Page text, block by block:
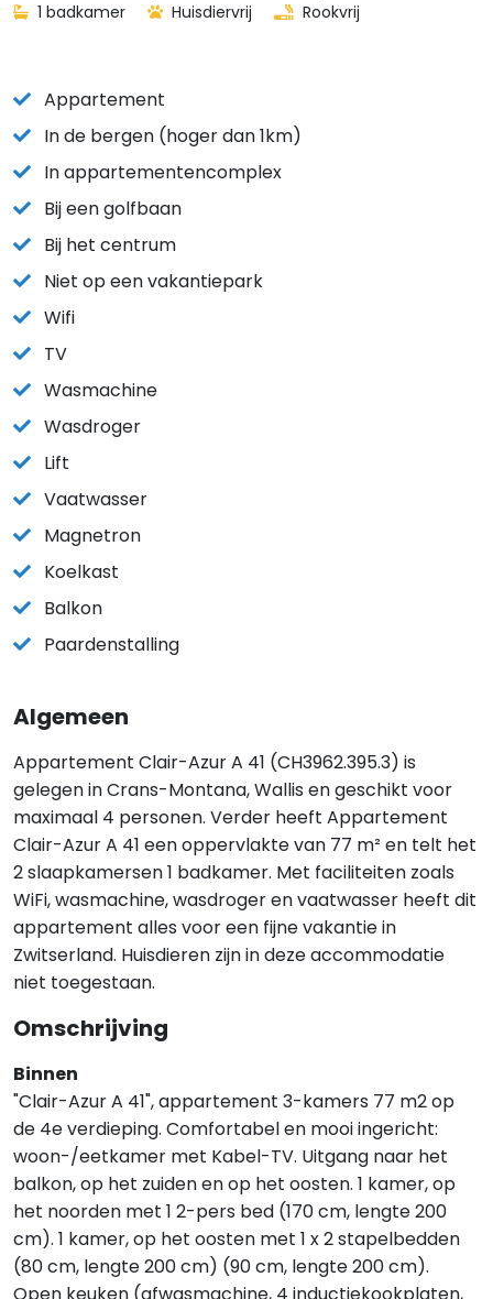
1 badkamer
Huisdiervrij Rookvrij
Appartement
In de bergen (hoger dan 1km)
In appartementencomplex
Bij een golfbaan
Bij het centrum
Niet op een vakantiepark
Wifi
TV
Wasmachine
Wasdroger
Lift
Vaatwasser
Magnetron
Koelkast
Balkon
Paardenstalling
Algemeen
Appartement Clair-Azur A 41 (CH3962.395.3) is
gelegen in Crans-Montana, Wallis en geschikt voor
maximaal 4 personen. Verder heeft Appartement
Clair-Azur A 41 een oppervlakte van 77 m² en telt het
2 slaapkamersen 1 badkamer. Met faciliteiten zoals
WiFi, wasmachine, wasdroger en vaatwasser heeft dit
appartement alles voor een fijne vakantie in
Zwitserland. Huisdieren zijn in deze accommodatie
niet toegestaan.
Omschrijving
Binnen
"Clair-Azur A 41", appartement 3-kamers 77 m2 op
de 4e verdieping. Comfortabel en mooi ingericht:
woon-/eetkamer met Kabel-TV. Uitgang naar het
balkon, op het zuiden en op het oosten. 1 kamer, op
het noorden met 1 2-pers bed (170 cm, lengte 200
cm). 1 kamer, op het oosten met 1 x 2 stapelbedden
(80 cm, lengte 200 cm) (90 cm, lengte 200 cm).